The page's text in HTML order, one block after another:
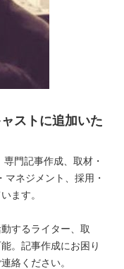
ストに追加いた
門記事作成、取材・
ネジメント、採用・
ます。
するライター、取
。記事作成にお困り
絡ください。